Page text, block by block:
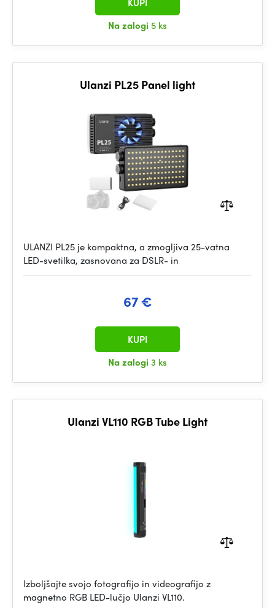
Na zalogi 5 ks
Ulanzi PL25 Panel light
ULANZI PL25 je kompaktna, a zmogljiva 25-vatna
LED-svetilka, zasnovana za DSLR- in
67 €
Na zalogi 3 ks
KUPI
Ulanzi VL110 RGB Tube Light
Izboljšajte svojo fotografijo in videografijo z
magnetno RGB LED-lučjo Ulanzi VL110.